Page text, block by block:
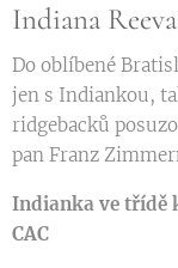
Indiana
Do oblíbené
jen s Indiankou,
ridgebacků
pan Franz
Indianka ve třídě
CAC